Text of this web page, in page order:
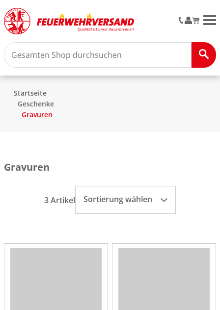
Startseite
Geschenke
Gravuren
Gravuren
3 Artikel Sortierung wählen